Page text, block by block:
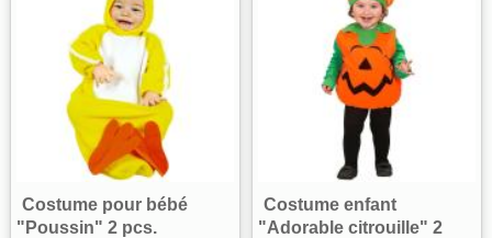
Costume pour bébé
"Poussin" 2 pcs.
Costume enfant
"Adorable citrouille" 2